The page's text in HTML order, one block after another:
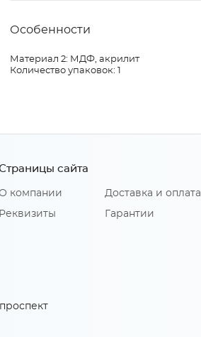
Особенности
Материал 2: МДФ, акрилит
Количество упаковок: 1
сайта
компании
Реквизиты
Доставка и оплата
Гарантии